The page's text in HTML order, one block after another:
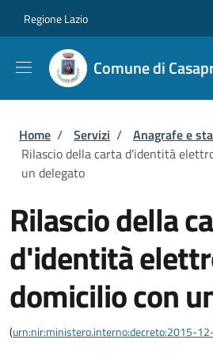
Regione Lazio
Comune di
Briciole di pane
Home / Servizi / Anagrafe e
Rilascio della carta d'identità
un delegato
Rilascio della
d'identità
domicilio con
(urn:nir:ministero.interno:decreto:2015-